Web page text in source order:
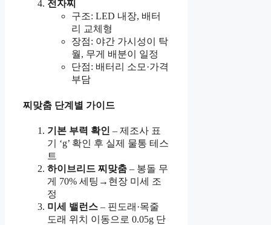
전자찌
구조: LED 내장, 배터
리 교체형
장점: 야간 가시성이 탁
월, 무게 배분이 일정
단점: 배터리 소모·가격
부담
찌맞춤 단계별 가이드
기본 부력 확인 – 제조사 표
기 ‘g’ 확인 후 실제 물통 테스
트
하이브리드 찌맞춤 – 봉돌 무
게 70% 세팅→현장 미세 조
정
미세 밸런스 – 핀도래·목줄
도래 위치 이동으로 0.05g 단